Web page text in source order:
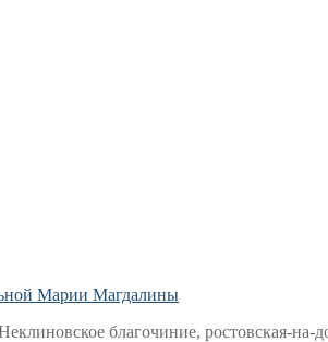
Марии Магдалины
благочиние, ростовская-на-